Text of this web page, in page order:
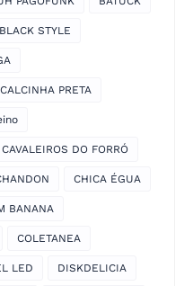
BLACK STYLE
CALCINHA PRETA
CAVALEIROS DO FORRÓ
CHICA ÉGUA
BANANA
COLETANEA
LED DISKDELICIA